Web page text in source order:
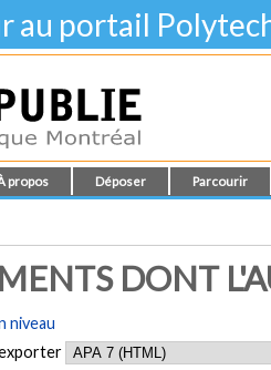
au portail
propos Déposer Parcourir
DONT
niveau